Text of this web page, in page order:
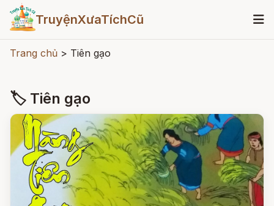
TruyệnXưaTíchCũ
Trang chủ > Tiên gạo
🏷 Tiên gạo